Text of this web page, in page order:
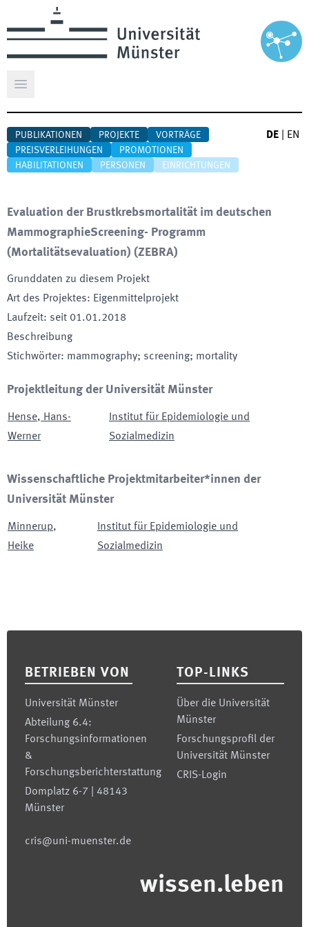
Hauptmenü öffnen
PUBLIKATIONEN PROJEKTE
VORTRÄGE
PREISVERLEIHUNGEN
PROMOTIONEN
HABILITATIONEN
PERSONEN EINRICHTUNGEN
DE EN
Evaluation der Brustkrebsmortalität im deutschen
MammographieScreening- Programm
(Mortalitätsevaluation) (ZEBRA)
Grunddaten zu diesem Projekt
Art des Projektes: Eigenmittelprojekt
Laufzeit: seit 01.01.2018
Beschreibung
Stichwörter: mammography; screening; mortality
Projektleitung der Universität Münster
Hense, Hans-
Werner
Institut für Epidemiologie und
Sozialmedizin
Wissenschaftliche Projektmitarbeiter*innen der
Universität Münster
Minnerup,
Heike
Institut für Epidemiologie und
Sozialmedizin
BETRIEBEN VON
Universität Münster
Abteilung 6.4:
Forschungsinformationen
&
Forschungsberichterstattung
Domplatz 6-7 | 48143
Münster
cris@uni-muenster.de
TOP-LINKS
Über die Universität
Münster
Forschungsprofil der
Universität Münster
CRIS-Login
wissen.leben